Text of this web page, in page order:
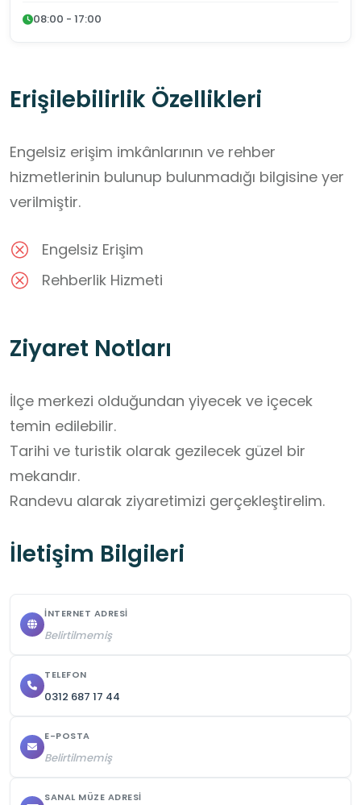
08:00 - 17:00
Erişilebilirlik Özellikleri
Engelsiz erişim imkânlarının ve rehber
hizmetlerinin bulunup bulunmadığı bilgisine yer
verilmiştir.
Engelsiz Erişim
Rehberlik Hizmeti
Ziyaret Notları
İlçe merkezi olduğundan yiyecek ve içecek
temin edilebilir.
Tarihi ve turistik olarak gezilecek güzel bir
mekandır.
Randevu alarak ziyaretimizi gerçekleştirelim.
İletişim Bilgileri
İNTERNET ADRESI
Belirtilmemiş
TELEFON
0312 687 17 44
E-POSTA
Belirtilmemiş
SANAL MÜZE ADRESI